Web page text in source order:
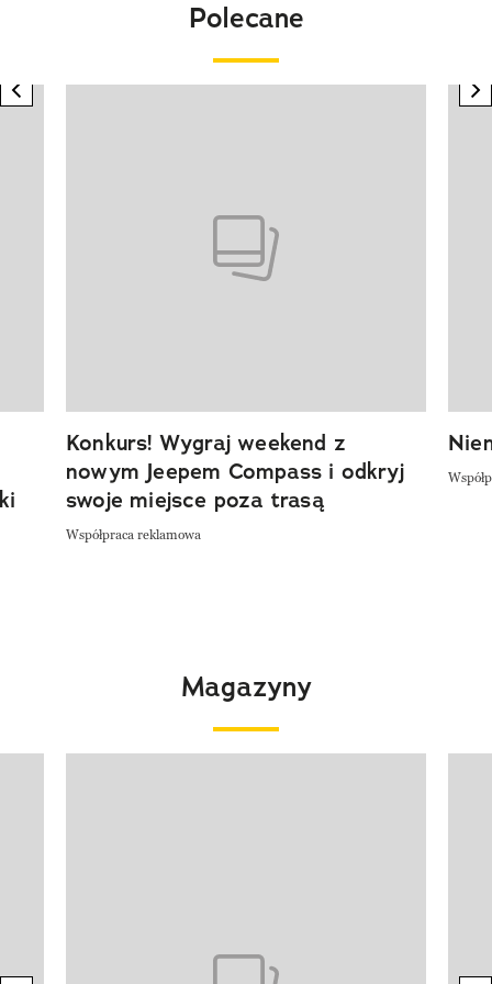
Polecane
previous element
Konkurs! Wygraj weekend z
nowym Jeepem Compass i odkryj
swoje miejsce poza trasą
Współpraca reklamowa
Magazyny